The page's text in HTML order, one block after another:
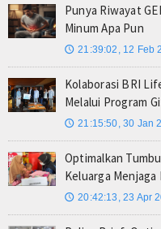
Punya Riwayat
Minum Apa Pun
🕔 21:39:02, 12 Feb
Kolaborasi BRI
Melalui Program
🕔 21:15:50, 30 Jan
Optimalkan
Keluarga
🕔 20:42:13, 23 Apr